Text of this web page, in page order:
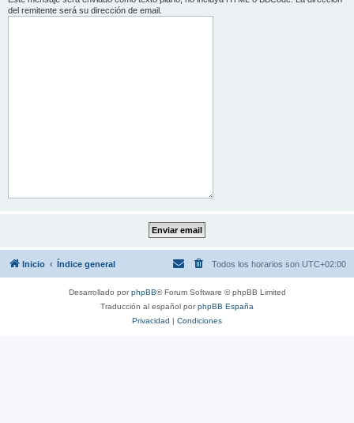
del remitente será su dirección de email.
Inicio Índice general Todos los horarios son UTC+02:00
Desarrollado porphpBB® Forum Software © phpBB Limited
Traducción al español porphpBB España
Privacidad | Condiciones